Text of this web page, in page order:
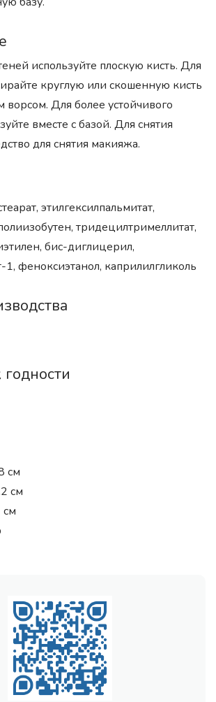
используйте плоскую кисть. Для
круглую или скошенную кисть
Для более устойчивого
вместе с базой. Для снятия
для снятия макияжа.
этилгексилпальмитат,
тридецилтримеллитат,
бис-диглицерил,
1, феноксиэтанол, каприлилгликоль
см
см
см